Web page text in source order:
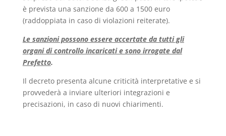
è prevista una sanzione da 600 a 1500 euro
(raddoppiata in caso di violazioni reiterate).
Le sanzioni possono essere accertate da tutti gli
organi di controllo incaricati e sono irrogate dal
Prefetto.
Il decreto presenta alcune criticità interpretative e si
provvederà a inviare ulteriori integrazioni e
precisazioni, in caso di nuovi chiarimenti.